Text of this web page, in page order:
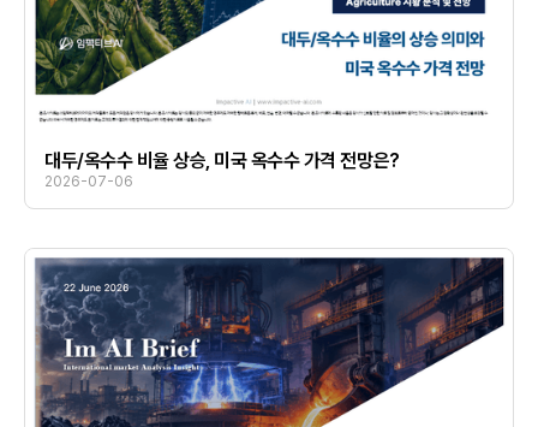
대두/옥수수 비율 상승, 미국 옥수수 가격 전망은?
2026-07-06